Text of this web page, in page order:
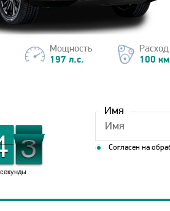
Мощность
197 л.с.
100
секунды
2
2
1
Имя
Согласен на